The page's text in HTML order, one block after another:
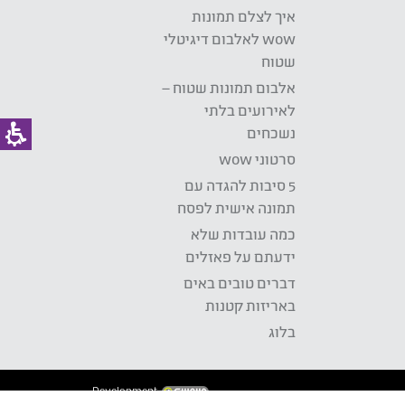
איך לצלם תמונות
wow לאלבום דיגיטלי
שטוח
אלבום תמונות שטוח –
לאירועים בלתי
נשכחים
סרטוני wow
5 סיבות להגדה עם
תמונה אישית לפסח
כמה עובדות שלא
ידעתם על פאזלים
דברים טובים באים
באריזות קטנות
בלוג
Development: